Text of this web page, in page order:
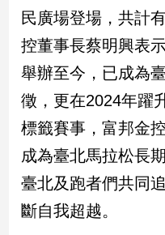
治
焦
點
品
觀
民
調
國
會
焦
民廣場登場，共計
控董事長蔡明興表
舉辦至今，已成為
徵，更在2024年躍
標籤賽事，富邦金
成為臺北馬拉松長
臺北及跑者們共同
斷自我超越。